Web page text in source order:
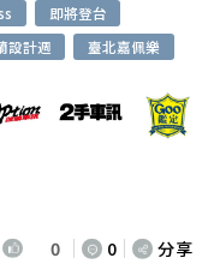
即將登台
設計週 臺北嘉佩樂
0 0 分享